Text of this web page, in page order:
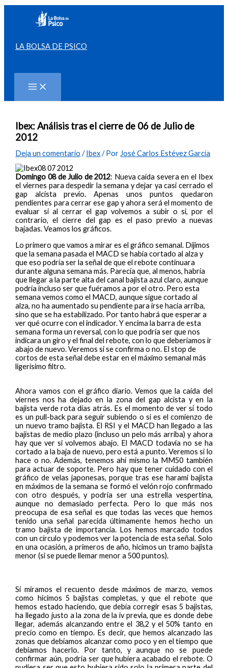
contenido
LA BOLSA DE PSICO
Ibex: Análisis tras el cierre de 06 de Julio de
2012
Deja un comentario /Ibex/ Por José Carlos Estévez García
Domingo 08 de Julio de 2012: Nueva caída severa en el Ibex
el viernes para despedir la semana y dejar ya casi cerrado el
gap alcista previo. Apenas unos puntos quedaron
pendientes para cerrar ese gap y ahora será el momento de
evaluar si al cerrar el gap volvemos a subir o si, por el
contrario, el cierre del gap es el paso previo a nuevas
bajadas. Veamos los gráficos.
Lo primero que vamos a mirar es el gráfico semanal. Dijimos
que la semana pasada el MACD se había cortado al alza y
que eso podría ser la señal de que el rebote continuara
durante alguna semana más. Parecía que, al menos, habría
que llegar a la parte alta del canal bajista azul claro, aunque
podría incluso ser que fuéramos a por el otro. Pero esta
semana vemos como el MACD, aunque sigue cortado al
alza, no ha aumentado su pendiente para irse hacia arriba,
sino que se ha estabilizado. Por tanto habrá que esperar a
ver qué ocurre con el indicador. Y encima la barra de esta
semana forma un reversal, con lo que podría ser que nos
indicara un giro y el final del rebote, con lo que deberíamos ir
abajo de nuevo. Veremos si se confirma o no. El stop de
cortos de esta señal debe estar en el máximo semanal más
ligerísimo filtro.
Ahora vamos con el gráfico diario. Vemos que la caída del
viernes nos ha dejado en la zona del gap alcista y en la
bajista verde rota días atrás. Es el momento de ver si todo
es un pull-back para seguir subiendo o si es el comienzo de
un nuevo tramo bajista. El RSI y el MACD han llegado a las
bajistas de medio plazo (incluso un pelo más arriba) y ahora
hay que ver si volvemos abajo. El MACD todavía no se ha
cortado a la baja de nuevo, pero está a punto. Veremos si lo
hace o no. Además, tenemos ahí mismo la MM50 también
para actuar de soporte. Pero hay que tener cuidado con el
gráfico de velas japonesas, porque tras ese harami bajista
en máximos de la semana se formó el velón rojo confirmado
con otro después, y podría ser una estrella vespertina,
aunque no demasiado perfecta. Pero lo que más nos
preocupa de esa señal es que todas las veces que hemos
tenido una señal parecida últimamente hemos hecho un
tramo bajista de importancia. Los hemos marcado todos
con un círculo y podemos ver la potencia de esta señal. Solo
en una ocasión, a primeros de año, hicimos un tramo bajista
menor (si se puede llemar menor a 500 puntos).
Si miramos el recuento desde máximos de marzo, vemos
como hicimos 5 bajistas completas, y que el rebote que
hemos estado haciendo, que debía corregir esas 5 bajistas,
ha llegado justo a la zona de la iv previa, que es donde debe
llegar, además alcanzando entre el 38,2 y el 50% tanto en
precio como en tiempo. Es decir, que hemos alcanzado las
zonas que debíamos alcanzar como poco y en el tiempo que
debíamos hacerlo. Por tanto, y aunque no se puede
confirmar aún, podría ser que hubiera acabado el rebote. O